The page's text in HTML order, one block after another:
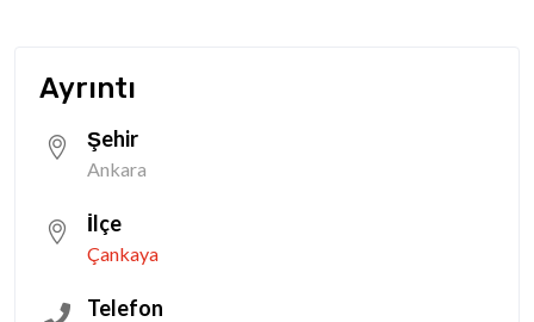
Ayrıntı
Şehir
Ankara
İlçe
Çankaya
Telefon